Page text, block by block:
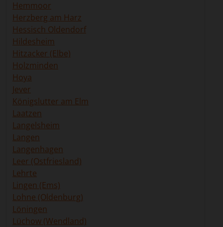
Familie nachhaltig.
Hemmoor
Herzberg am Harz
Hessisch Oldendorf
Hildesheim
Hitzacker (Elbe)
Holzminden
Hoya
Jever
Königslutter am Elm
Laatzen
Langelsheim
Langen
Langenhagen
Leer (Ostfriesland)
Lehrte
Lingen (Ems)
Lohne (Oldenburg)
Löningen
Lüchow (Wendland)